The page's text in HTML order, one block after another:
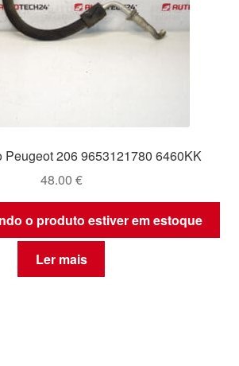
Peugeot 206 9653121780 6460KK
48.00 €
o produto estiver em estoque
Ler mais